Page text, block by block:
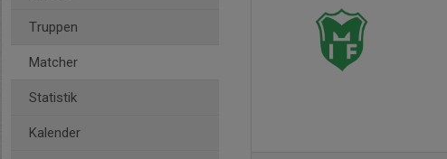
Truppen
Matcher
Statistik
Kalender